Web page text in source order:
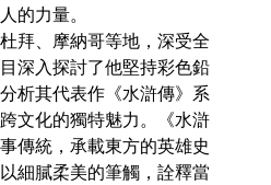
的力量。
拜、摩納哥等地，深受全
深入探討了他堅持彩色鉛
析其代表作《水滸傳》系
文化的獨特魅力。《水滸
傳統，承載東方的英雄史
細膩柔美的筆觸，詮釋當